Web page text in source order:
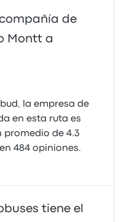
de
Montt a
la empresa de
en esta ruta es
promedio de 4.3
484 opiniones.
tiene el